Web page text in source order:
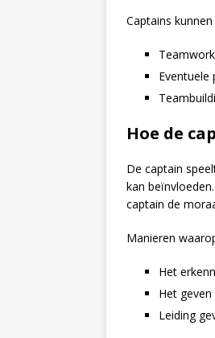
Captains
Eventuele
Hoe de
De captain
kan
captain de
Manieren
Het
Het
Leiding